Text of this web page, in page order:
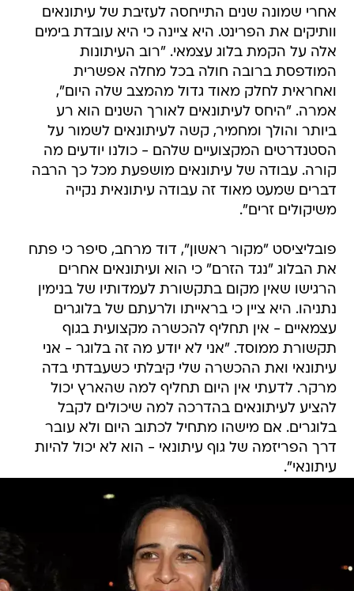
אחרי שמונה שנים התייחסה לעזיבת של עיתונאים
וותיקים את הפרינט. היא ציינה כי היא עובדת בימים
אלה על הקמת בלוג עצמאי. "רוב העיתונות
המודפסת ברובה חולה בכל מחלה אפשרית
ואחראית לחלק מאוד גדול מהמצב שלה היום",
אמרה. "היחס לעיתונאים לאורך השנים הוא רע
ביותר והולך ומחמיר, קשה לעיתונאים לשמור על
הסטנדרטים המקצועיים שלהם - כולנו יודעים מה
קורה. עבודה של עיתונאים מושפעת מכל כך הרבה
דברים שמעט מאוד זה עבודה עיתונאית נקייה
משיקולים זרים".
פובליציסט "מקור ראשון", דוד מרחב, סיפר כי פתח
את הבלוג "נגד הזרם" כי הוא ועיתונאים אחרים
הרגישו שאין מקום בתקשורת לעמדותיו של בנימין
נתניהו. היא ציין כי בראייתו ולרעתם של בלוגרים
עצמאיים - אין תחליף להכשרה מקצועית בגוף
תקשורת ממוסד. "אני לא יודע מה זה בלוגר - אני
עיתונאי ואת ההכשרה שלי קיבלתי כשעבדתי בדה
מרקר. לדעתי אין היום תחליף למה שהארץ יכול
להציע לעיתונאים בהדרכה למה שיכולים לקבל
בלוגרים. אם מישהו מתחיל לכתוב היום ולא עובר
דרך הפריזמה של גוף עיתונאי - הוא לא יכול להיות
עיתונאי".